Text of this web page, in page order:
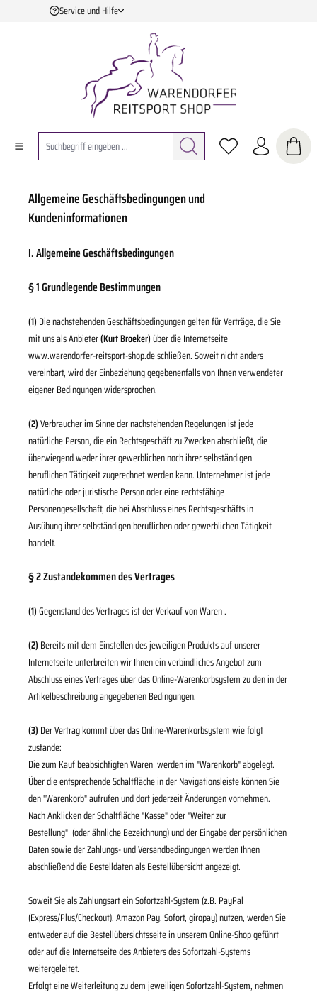
Zum Hauptinhalt springen
Service und Hilfe
Allgemeine Geschäftsbedingungen und
Kundeninformationen
I. Allgemeine Geschäftsbedingungen
§ 1 Grundlegende Bestimmungen
(1) Die nachstehenden Geschäftsbedingungen gelten für Verträge, die Sie
mit uns als Anbieter(Kurt Broeker)über die Internetseite
www.warendorfer-reitsport-shop.de schließen. Soweit nicht anders
vereinbart, wird der Einbeziehung gegebenenfalls von Ihnen verwendeter
eigener Bedingungen widersprochen.
(2)Verbraucher im Sinne der nachstehenden Regelungen ist jede
natürliche Person, die ein Rechtsgeschäft zu Zwecken abschließt, die
überwiegend weder ihrer gewerblichen noch ihrer selbständigen
beruflichen Tätigkeit zugerechnet werden kann. Unternehmer ist jede
natürliche oder juristische Person oder eine rechtsfähige
Personengesellschaft, die bei Abschluss eines Rechtsgeschäfts in
Ausübung ihrer selbständigen beruflichen oder gewerblichen Tätigkeit
handelt.
§ 2 Zustandekommen des Vertrages
(1)Gegenstand des Vertrages ist der Verkauf von Waren.
(2) Bereits mit dem Einstellen des jeweiligen Produkts auf unserer
Internetseite unterbreiten wir Ihnen ein verbindliches Angebot zum
Abschluss eines Vertrages über das Online-Warenkorbsystem zu den in der
Artikelbeschreibung angegebenen Bedingungen.
(3) Der Vertrag kommt über das Online-Warenkorbsystem wie folgt
zustande:
Die zum Kauf beabsichtigten Waren werden im "Warenkorb" abgelegt.
Über die entsprechende Schaltfläche in der Navigationsleiste können Sie
den "Warenkorb" aufrufen und dort jederzeit Änderungen vornehmen.
Nach Anklicken der Schaltfläche "Kasse" oder "Weiter zur
Bestellung" (oder ähnliche Bezeichnung)und der Eingabe der persönlichen
Daten sowie der Zahlungs- und Versandbedingungen werden Ihnen
abschließend die Bestelldaten als Bestellübersicht angezeigt.
Soweit Sie als Zahlungsart ein Sofortzahl-System (z.B. PayPal
(Express/Plus/Checkout), Amazon Pay, Sofort, giropay) nutzen, werden Sie
entweder auf die Bestellübersichtsseite in unserem Online-Shop geführt
oder auf die Internetseite des Anbieters des Sofortzahl-Systems
weitergeleitet.
Erfolgt eine Weiterleitung zu dem jeweiligen Sofortzahl-System, nehmen